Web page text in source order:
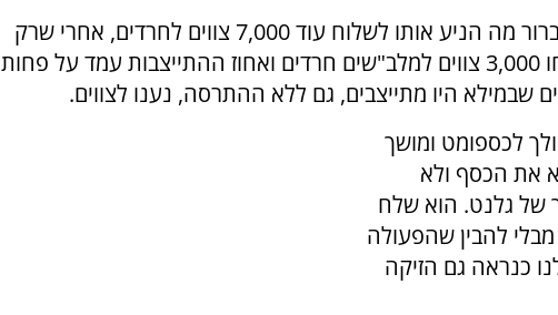
גלנט כנראה רצה כותרת. אחרת לא ברור מה הניע אותו לשלוח עוד 7,000 צווים לחרדים, אחרי שרק
לפני חודשיים נוסה המהלך, כשנשלחו 3,000 צווים למלב"שים חרדים ואחוז ההתייצבות עמד על פחות
לכספומט ומושך
את הכסף ולא
של גלנט. הוא שלח
מבלי להבין שהפעולה
כנראה גם הזיקה